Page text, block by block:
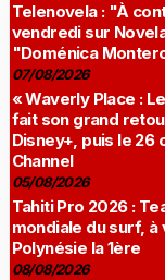
Telenovela : "À
vendredi sur
"Doménica
07/08/2026
« Waverly Place :
fait son grand
Disney+, puis le 26
Channel
05/08/2026
Tahiti Pro 2026 :
mondiale du surf,
Polynésie la 1ère
08/08/2026